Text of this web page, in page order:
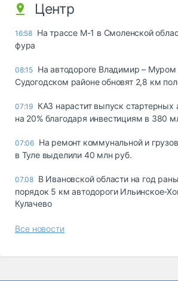
Центр
16:58 На трассе М-1 в Смоленской
фура
08:15 На автодороге Владимир – Муром
Судогодском районе обновят 2,8 км
07:19 КАЗ нарастит выпуск стартерных
на 20% благодаря инвестициям в 380
07:06 На ремонт коммунальной и
в Туле выделили 40 млн руб.
07.08 В Ивановской области на год
порядок 5 км автодороги Ильинское-
Кулачево
Все новости